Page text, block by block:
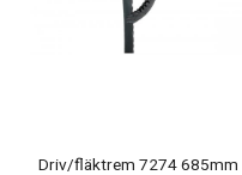
Driv/fläktrem 7274 685mm